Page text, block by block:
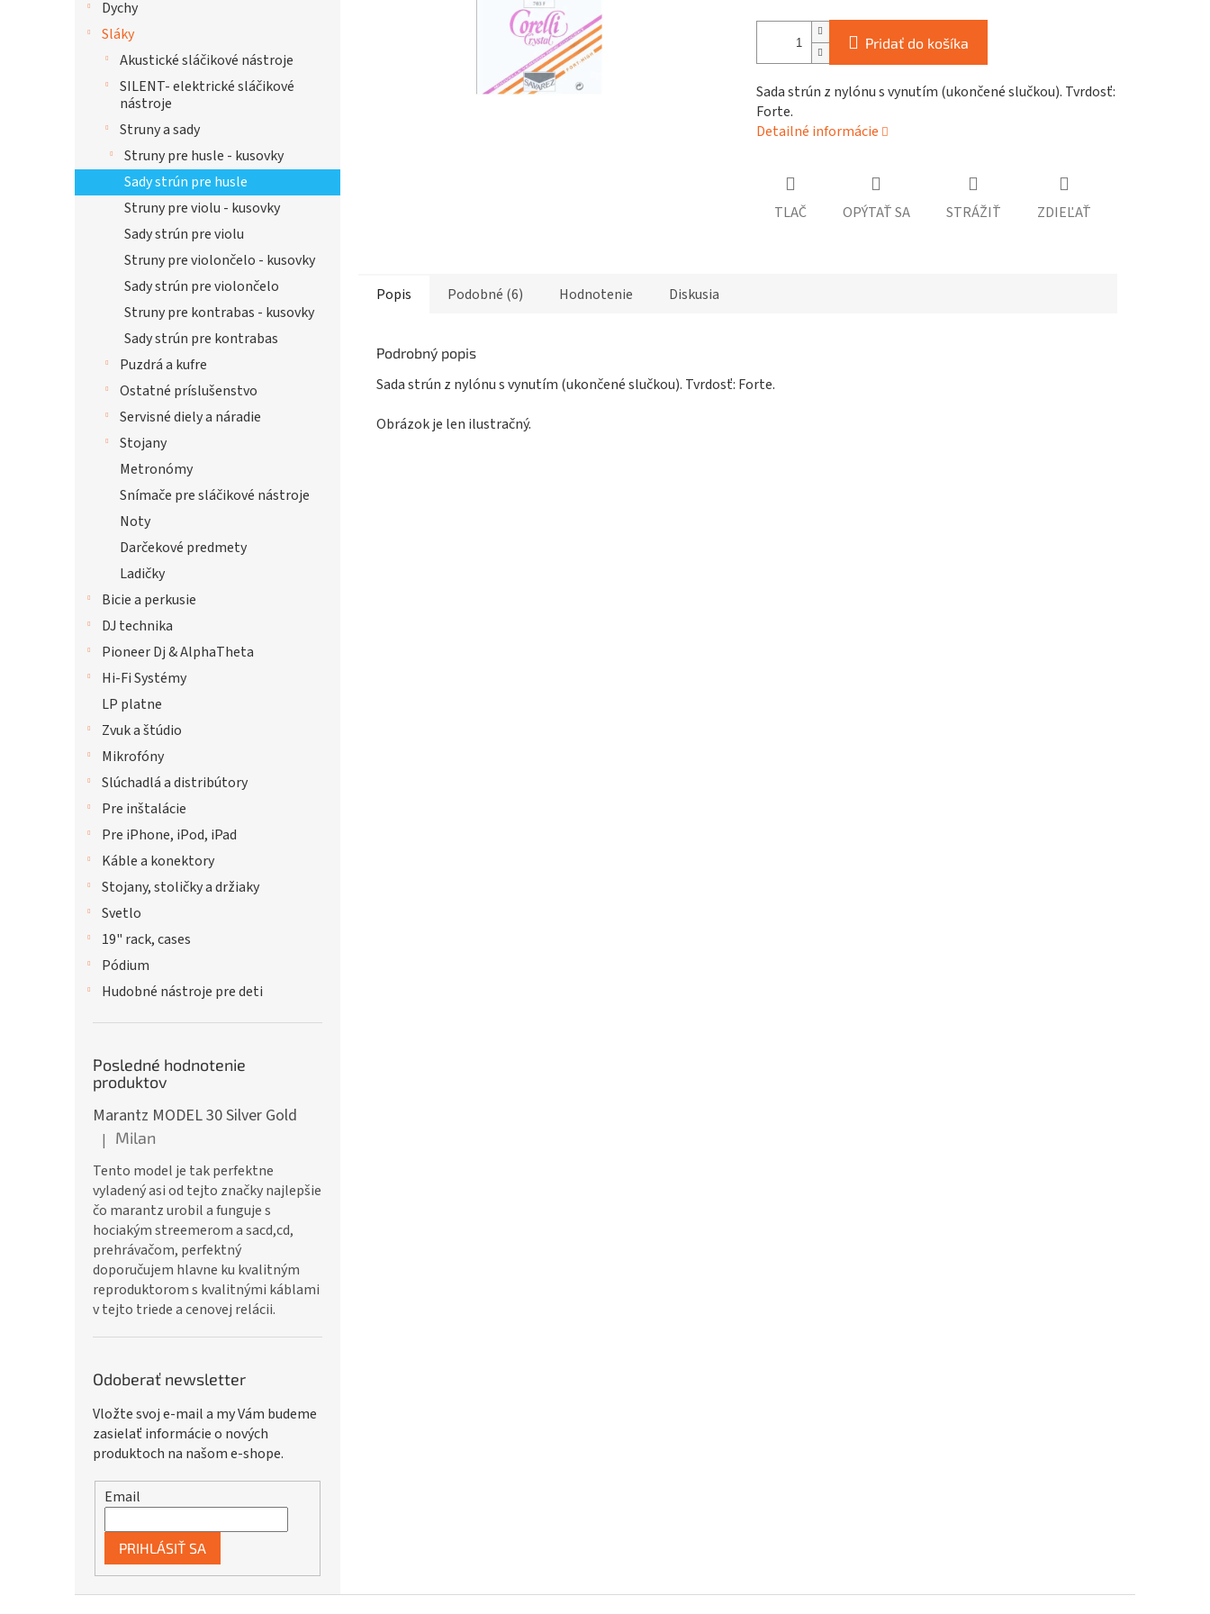
Dychy
Sláky
Akustické sláčikové nástroje
SILENT- elektrické sláčikové
nástroje
Struny a sady
Struny pre husle - kusovky
Sady strún pre husle
Struny pre violu - kusovky
Sady strún pre violu
Struny pre violončelo - kusovky
Sady strún pre violončelo
Struny pre kontrabas - kusovky
Sady strún pre kontrabas
Puzdrá a kufre
Ostatné príslušenstvo
Servisné diely a náradie
Stojany
Metronómy
Snímače pre sláčikové nástroje
Noty
Darčekové predmety
Ladičky
Bicie a perkusie
DJ technika
Pioneer Dj & AlphaTheta
Hi-Fi Systémy
LP platne
Zvuk a štúdio
Mikrofóny
Slúchadlá a distribútory
Pre inštalácie
Pre iPhone, iPod, iPad
Káble a konektory
Stojany, stoličky a držiaky
Svetlo
19" rack, cases
Pódium
Hudobné nástroje pre deti
Posledné hodnotenie
produktov
Marantz MODEL 30 Silver Gold
Hodnotenie produktu je 5 z 5 hviezdičiek.
| Milan
Tento model je tak perfektne
vyladený asi od tejto značky najlepšie
čo marantz urobil a funguje s
hociakým streemerom a sacd,cd,
prehrávačom, perfektný
doporučujem hlavne ku kvalitným
reproduktorom s kvalitnými káblami
v tejto triede a cenovej relácii.
Odoberať newsletter
Vložte svoj e-mail a my Vám budeme
zasielať informácie o nových
produktoch na našom e-shope.
Email
PRIHLÁSIŤ SA
Pridať do košíka
Sada strún z nylónu s vynutím (ukončené slučkou). Tvrdosť:
Forte.
Detailné informácie
TLAČ OPÝTAŤ SA STRÁŽIŤ ZDIEĽAŤ
Popis Podobné (6) Hodnotenie Diskusia
Podrobný popis
Sada strún z nylónu s vynutím (ukončené slučkou). Tvrdosť: Forte.
Obrázok je len ilustračný.